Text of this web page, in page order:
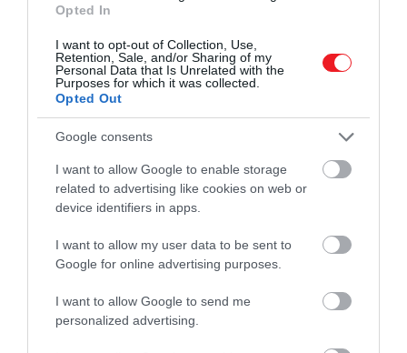
Opted In
I want to opt-out of Collection, Use,
Retention, Sale, and/or Sharing of my
Personal Data that Is Unrelated with the
Purposes for which it was collected.
Opted Out
Google consents
I want to allow Google to enable storage
related to advertising like cookies on web or
device identifiers in apps.
I want to allow my user data to be sent to
Google for online advertising purposes.
I want to allow Google to send me
personalized advertising.
be kell tartania: soha nem szabad semmilyen királyi
eseményen harisnya nélkül megjelenniük!
Soha nem látni női királyi
családtagot harisnya nélkül.
Azt mondanám, hogy ez az
egyetlen kemény, állhatatos
megkövetelt dolgokat illeti
– mondta évekkel ezelőtt